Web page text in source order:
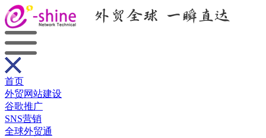
首页
外贸网站建设
谷歌推广
SNS营销
全球外贸通